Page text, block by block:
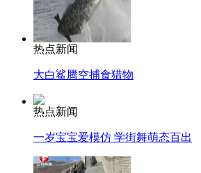
热点新闻
大白鲨腾空捕食猎物
热点新闻
一岁宝宝爱模仿 学街舞萌态百出